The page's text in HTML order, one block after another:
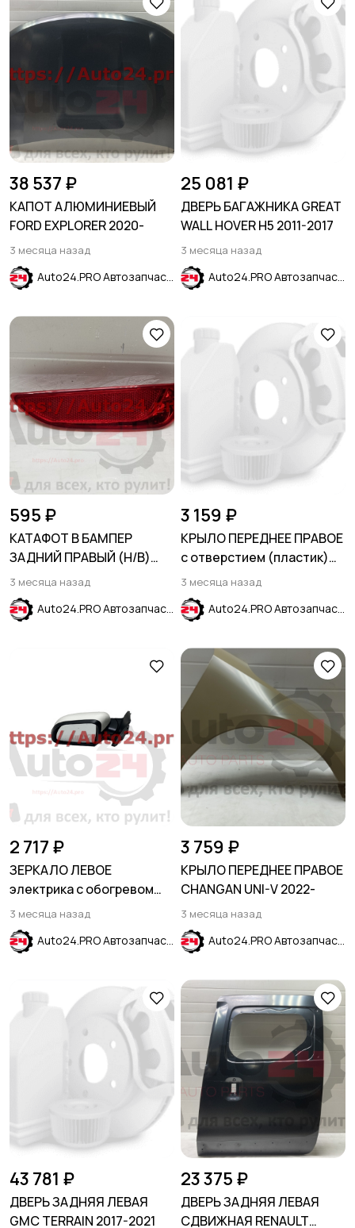
38 537 ₽
КАПОТ АЛЮМИНИЕВЫЙ
FORD EXPLORER 2020-
3 месяца назад
Auto24.PRO Автозапчасти
25 081 ₽
ДВЕРЬ БАГАЖНИКА GREAT
WALL HOVER H5 2011-2017
3 месяца назад
Auto24.PRO Автозапчасти
595 ₽
КАТАФОТ В БАМПЕР
ЗАДНИЙ ПРАВЫЙ (H/B)
HYUNDAI SOLARIS 2011-
2014
3 месяца назад
Auto24.PRO Автозапчасти
3 159 ₽
КРЫЛО ПЕРЕДНЕЕ ПРАВОЕ
с отверстием (пластик)
UBS Stone Beige Бежевый
HYUNDAI SOLARIS 2011-
2017
3 месяца назад
Auto24.PRO Автозапчасти
2 717 ₽
ЗЕРКАЛО ЛЕВОЕ
электрика с обогревом
KIA RIO 2017-2024
3 месяца назад
Auto24.PRO Автозапчасти
3 759 ₽
КРЫЛО ПЕРЕДНЕЕ ПРАВОЕ
CHANGAN UNI-V 2022-
3 месяца назад
Auto24.PRO Автозапчасти
43 781 ₽
ДВЕРЬ ЗАДНЯЯ ЛЕВАЯ
GMC TERRAIN 2017-2021
23 375 ₽
ДВЕРЬ ЗАДНЯЯ ЛЕВАЯ
СДВИЖНАЯ RENAULT